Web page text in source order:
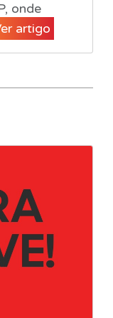
onde
artigo